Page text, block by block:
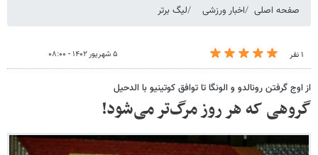
صفحه اصلی اخبار ورزشی لیگ برتر
۱ نفر ۵ شهریور ۱۴۰۲ - ۰۸:۰۰
از اوج گرفتن رونالدو و الونگا تا توافق کوتینیو با الدحیل
گروهی که هر روز مرگ‌تر می‌شود!